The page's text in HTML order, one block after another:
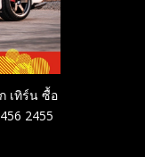
เทิร์น ซื้อ
2455